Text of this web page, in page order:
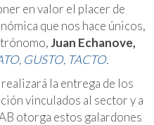
en valor el placer de
que nos hace únicos,
Juan Echanove,
GUSTO, TACTO.
la entrega de los
vinculados al sector y a
otorga estos galardones